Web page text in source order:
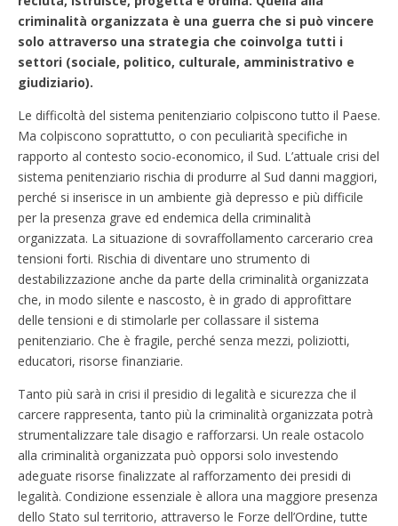
criminalità organizzata è una guerra che si può vincere
solo attraverso una strategia che coinvolga tutti i
settori (sociale, politico, culturale, amministrativo e
giudiziario).
Le difficoltà del sistema penitenziario colpiscono tutto il Paese.
Ma colpiscono soprattutto, o con peculiarità specifiche in
rapporto al contesto socio-economico, il Sud. L’attuale crisi del
sistema penitenziario rischia di produrre al Sud danni maggiori,
perché si inserisce in un ambiente già depresso e più difficile
per la presenza grave ed endemica della criminalità
organizzata. La situazione di sovraffollamento carcerario crea
tensioni forti. Rischia di diventare uno strumento di
destabilizzazione anche da parte della criminalità organizzata
che, in modo silente e nascosto, è in grado di approfittare
delle tensioni e di stimolarle per collassare il sistema
penitenziario. Che è fragile, perché senza mezzi, poliziotti,
educatori, risorse finanziarie.
Tanto più sarà in crisi il presidio di legalità e sicurezza che il
carcere rappresenta, tanto più la criminalità organizzata potrà
strumentalizzare tale disagio e rafforzarsi. Un reale ostacolo
alla criminalità organizzata può opporsi solo investendo
adeguate risorse finalizzate al rafforzamento dei presidi di
legalità. Condizione essenziale è allora una maggiore presenza
dello Stato sul territorio, attraverso le Forze dell’Ordine, tutte